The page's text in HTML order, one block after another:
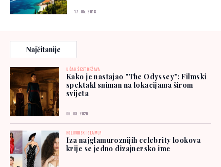
17. 05. 2018.
Najčitanije
U ČAK ŠEST DRŽAVA
Kako je nastajao "The Odyssey": Filmski
spektakl sniman na lokacijama širom
svijeta
06. 08. 2026.
HOLIVUDSKI GLAMUR
Iza najglamuroznijih celebrity lookova
krije se jedno dizajnersko ime